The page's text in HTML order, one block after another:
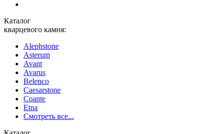
Каталог
кварцевого камня:
Alephstone
Asterum
Avant
Avarus
Belenco
Caesarstone
Coante
Etna
Смотреть все...